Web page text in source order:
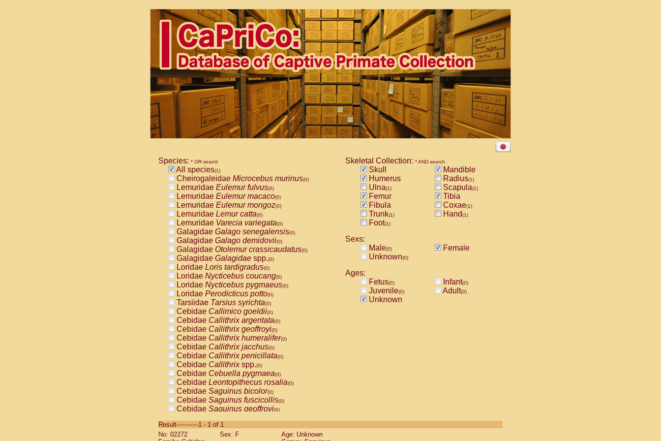
Species: * OR search
All species(1)
Cheirogaleidae Microcebus murinus(0)
Lemuridae Eulemur fulvus(0)
Lemuridae Eulemur macaco(0)
Lemuridae Eulemur mongoz(0)
Lemuridae Lemur catta(0)
Lemuridae Varecia variegata(0)
Galagidae Galago senegalensis(0)
Galagidae Galago demidovii(0)
Galagidae Otolemur crassicaudatus(0)
Galagidae Galagidae spp.(0)
Loridae Loris tardigradus(0)
Loridae Nycticebus coucang(0)
Loridae Nycticebus pygmaeus(0)
Loridae Perodicticus potto(0)
Tarsiidae Tarsius syrichta(0)
Cebidae Callimico goeldii(0)
Cebidae Callithrix argentata(0)
Cebidae Callithrix geoffroyi(0)
Cebidae Callithrix humeralifer(0)
Cebidae Callithrix jacchus(0)
Cebidae Callithrix penicillata(0)
Cebidae Callithrixspp.(0)
Cebidae Cebuella pygmaea(0)
Cebidae Leontopithecus rosalia(0)
Cebidae Saguinus bicolor(0)
Cebidae Saguinus fuscicollis(0)
Cebidae Saguinus geoffroyi(0)
CebidaeSaguinus labiatus(0)
Cebidae Saguinus leucopus (0)
Skeletal Collection: * AND search
Skull
Mandible
Humerus
Radius(1)
Ulna(1) Scapula(1)
Femur
Tibia
Fibula
Coxae(1)
Trunk(1) Hand(1)
Foot(1)
Sexs:
Male(0)
Female
Unknown(0)
Ages:
Fetus(0) Infant(0)
Juvenile(0) Adult(0)
Unknown
Result-----------1 - 1 of 1
No: 02272
Sex: F
Age: Unknown